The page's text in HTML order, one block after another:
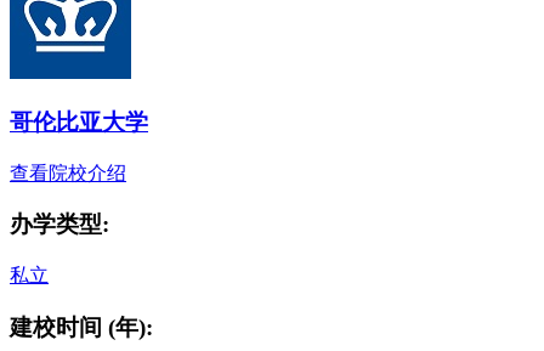
哥伦比亚大学
查看院校介绍
办学类型:
私立
建校时间 (年):